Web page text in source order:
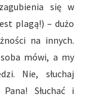
się w
plagą!) – dużo
na innych.
mówi, a my
Nie, słuchaj
Słuchać i